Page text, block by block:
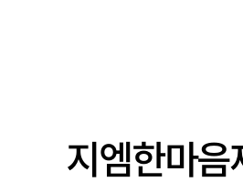
지엠한마음